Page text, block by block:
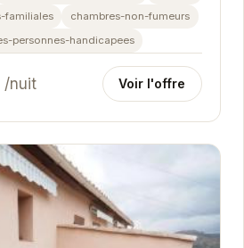
familiales
chambres-non-fumeurs
personnes-handicapees
/nuit Voir l'offre